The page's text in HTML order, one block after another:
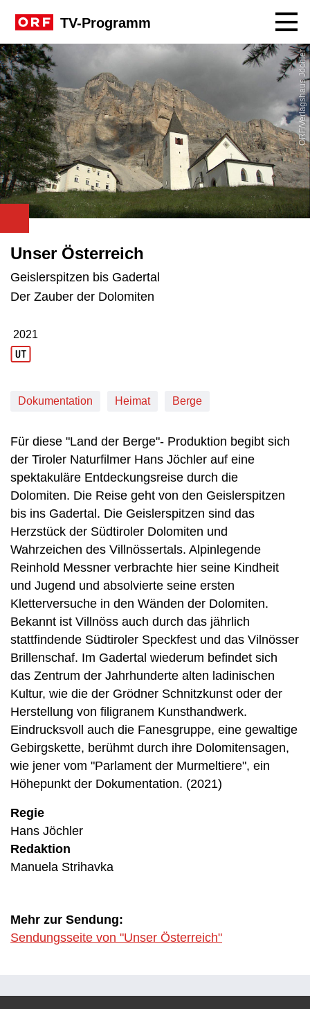
TV-Programm
ORF/Verlagshaus Jöchler
Unser Österreich
Geislerspitzen bis Gadertal
Der Zauber der Dolomiten
Produktionsjahr: 2021
2021
Dokumentation Heimat Berge
Für diese "Land der Berge"- Produktion begibt sich
der Tiroler Naturfilmer Hans Jöchler auf eine
spektakuläre Entdeckungsreise durch die
Dolomiten. Die Reise geht von den Geislerspitzen
bis ins Gadertal. Die Geislerspitzen sind das
Herzstück der Südtiroler Dolomiten und
Wahrzeichen des Villnössertals. Alpinlegende
Reinhold Messner verbrachte hier seine Kindheit
und Jugend und absolvierte seine ersten
Kletterversuche in den Wänden der Dolomiten.
Bekannt ist Villnöss auch durch das jährlich
stattfindende Südtiroler Speckfest und das Vilnösser
Brillenschaf. Im Gadertal wiederum befindet sich
das Zentrum der Jahrhunderte alten ladinischen
Kultur, wie die der Grödner Schnitzkunst oder der
Herstellung von filigranem Kunsthandwerk.
Eindrucksvoll auch die Fanesgruppe, eine gewaltige
Gebirgskette, berühmt durch ihre Dolomitensagen,
wie jener vom "Parlament der Murmeltiere", ein
Höhepunkt der Dokumentation. (2021)
Regie
Hans Jöchler
Redaktion
Manuela Strihavka
Mehr zur Sendung:
Sendungsseite von "Unser Österreich"